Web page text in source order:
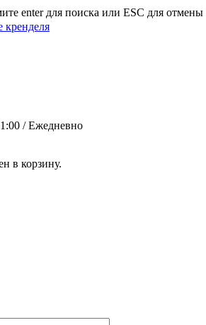
enter для поиска или ESC для отмены
/ Eжедневно
в корзину.